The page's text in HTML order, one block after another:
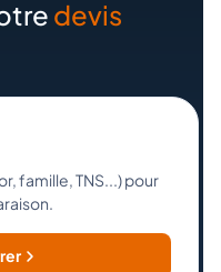
devis
famille, TNS...) pour